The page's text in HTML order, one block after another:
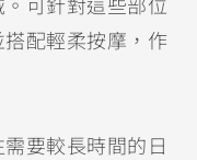
可針對這些部位
配輕柔按摩，作
要較長時間的日